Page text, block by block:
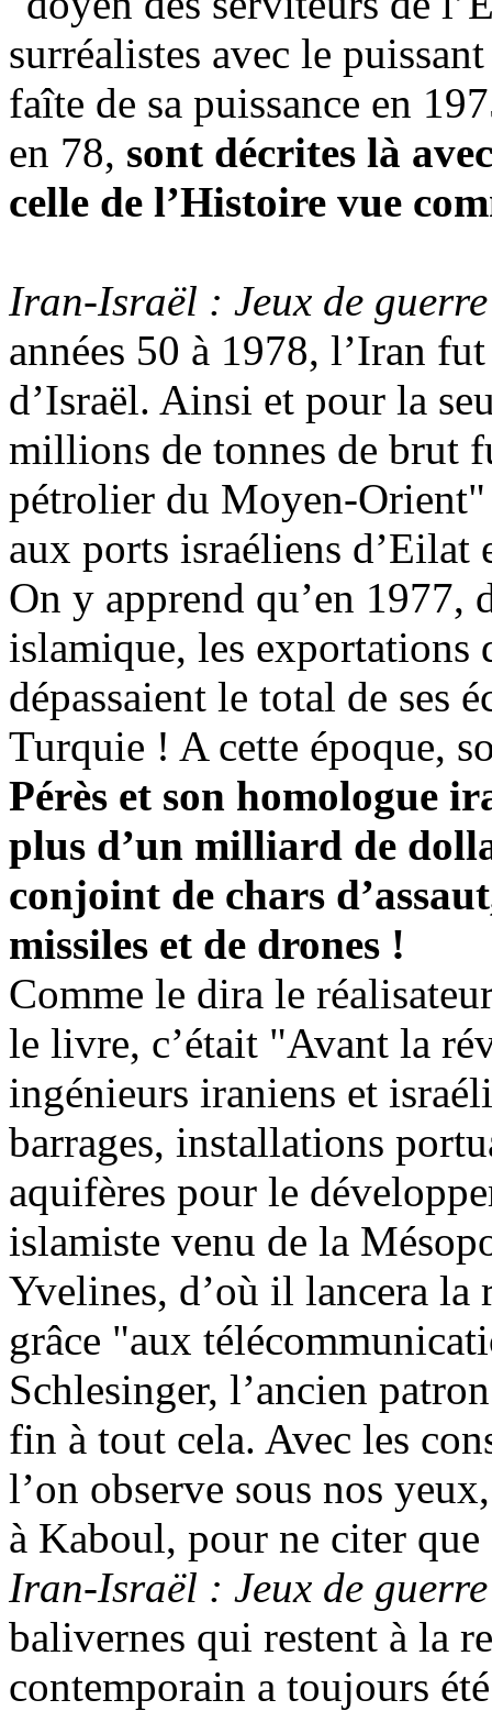
surréalistes avec le
faîte de sa puissance en
en 78, sont décrites là
celle de l’Histoire vue
Iran-Israël : Jeux de guerre
années 50 à 1978, l’Iran
d’Israël. Ainsi et pour la
millions de tonnes de brut
pétrolier du Moyen-
aux ports israéliens d’Eilat
On y apprend qu’en 1977,
islamique, les exportations
dépassaient le total de ses
Turquie ! A cette époque,
Pérès et son homologue
plus d’un milliard de
conjoint de chars
missiles et de drones !
Comme le dira le
le livre, c’était "Avant la
ingénieurs iraniens et
barrages, installations
aquifères pour le
islamiste venu de la
Yvelines, d’où il lancera
grâce "aux
Schlesinger, l’ancien
fin à tout cela. Avec les
l’on observe sous nos
à Kaboul, pour ne citer
Iran-Israël : Jeux de guerre
balivernes qui restent à la
contemporain a toujours